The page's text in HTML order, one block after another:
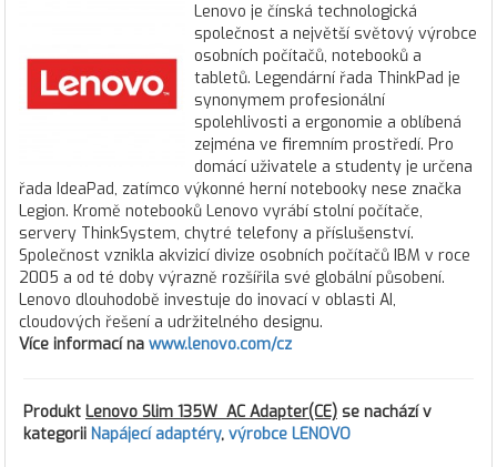
Lenovo je čínská technologická
společnost a největší světový výrobce
osobních počítačů, notebooků a
tabletů. Legendární řada ThinkPad je
synonymem profesionální
spolehlivosti a ergonomie a oblíbená
zejména ve firemním prostředí. Pro
domácí uživatele a studenty je určena
řada IdeaPad, zatímco výkonné herní notebooky nese značka
Legion. Kromě notebooků Lenovo vyrábí stolní počítače,
servery ThinkSystem, chytré telefony a příslušenství.
Společnost vznikla akvizicí divize osobních počítačů IBM v roce
2005 a od té doby výrazně rozšířila své globální působení.
Lenovo dlouhodobě investuje do inovací v oblasti AI,
cloudových řešení a udržitelného designu.
Více informací na www.lenovo.com/cz
Produkt Lenovo Slim 135W AC Adapter(CE) se nachází v
kategorii Napájecí adaptéry, výrobce LENOVO